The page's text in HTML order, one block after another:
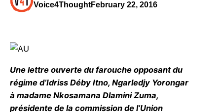
Voice4ThoughtFebruary 22, 2016
Une lettre ouverte du farouche opposant du
régime d’Idriss Déby Itno, Ngarledjy Yorongar
à madame Nkosamana Dlamini Zuma,
présidente de la commission de l’Union